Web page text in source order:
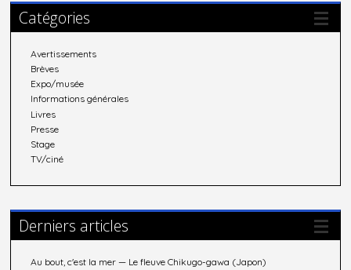
Catégories
Avertissements
Brèves
Expo/musée
Informations générales
Livres
Presse
Stage
TV/ciné
Derniers articles
Au bout, c'est la mer — Le fleuve Chikugo-gawa (Japon)